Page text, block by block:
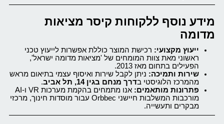
מידע נוסף ללקוחות קיסר מציאות
מדומה
ייעוץ מקצועי: רכישת המוצר כוללת אפשרות לייעוץ טכני
ראשוני מאת צוות המומחים של 'מציאות מדומה ישראל',
הפעילים בתחום מאז 2013.
שירות ותמיכה: ניתן לקבל שירות ואיסוף עצמי בתיאום מראש
מהמרכז הלוגיסטי בדרך מנחם בגין 14, תל אביב
.
פתרונות מותאמים:
אנו מתמחים בהקמת מערכות VR ו-AI
מורכבות המשלבות חיישני Orbbec עבור מוסדות חינוך, מרכזי
מבקרים ותעשייה.